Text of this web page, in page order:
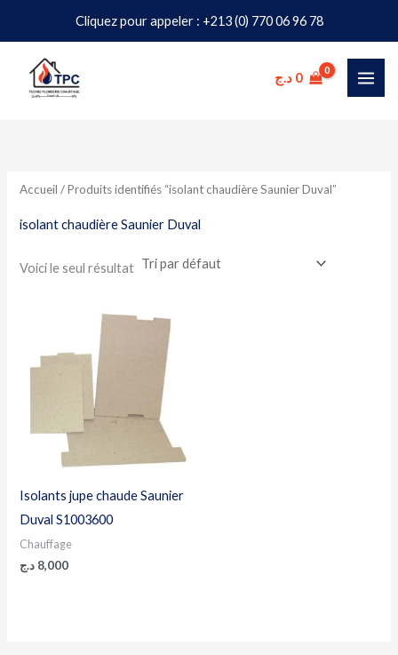
Cliquez pour appeler : +213 (0) 770 06 96 78
contenu
0 د.ج
Accueil / Produits identifiés “isolant chaudière Saunier Duval”
isolant chaudière Saunier Duval
Voici le seul résultat
Isolants jupe chaude Saunier
Duval S1003600
Chauffage
8,000 د.ج